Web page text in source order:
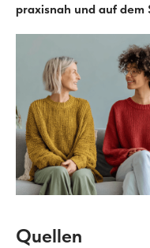
praxisnah und auf dem
Quellen